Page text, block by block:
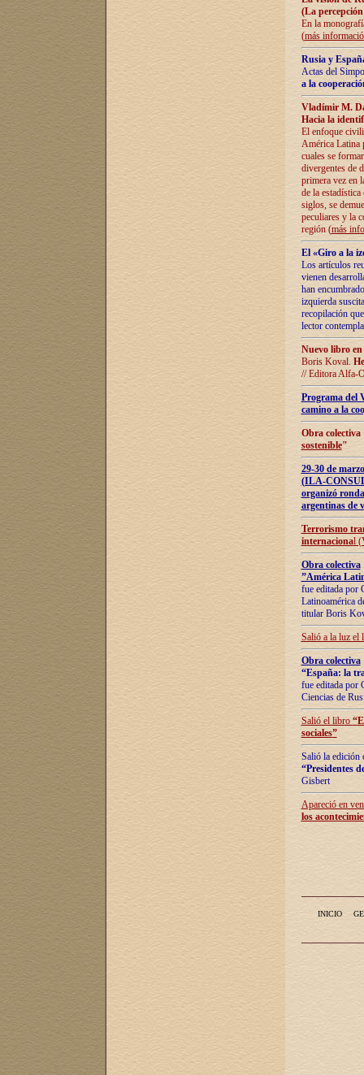
(La
En la
(más
Rusia y
Actas del
a la
Vladímir M.
Hacia la
El enfoque
América Latina
cuales se
divergentes de
primera vez en
de la
siglos, se
peculiares y la
región (más
El «Giro a la
Los artículos
vienen
han
izquierda
recopilación
lector
Nuevo libro
Boris Koval.
// Editora Alfa-
Programa del
camino a la
Obra
sostenible"
29-30 de
(ILA-
organizó
argentinas de
Terrorismo
internacional
Obra colectiva
”América
fue editada por
Latinoamérica
titular Boris
Salió a la luz el
Obra colectiva
“España: la
fue editada por
Ciencias de
Salió el libro “
sociales”
Salió la edición
“Presidentes
Gisbert
Apareció en
los
INICIO